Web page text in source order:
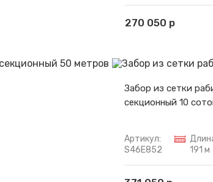
270 050 р
Забор из сетки
секционный 10
Артикул:
S46E852
191 м